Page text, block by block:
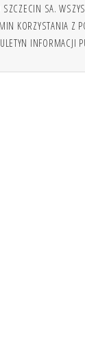
SA.
KORZYSTANIA Z
INFORMACJI